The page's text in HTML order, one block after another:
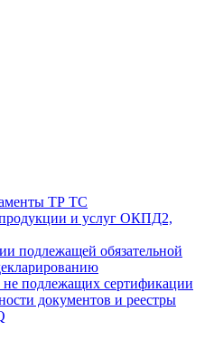
ТР ТС
и услуг ОКПД2,
подлежащей обязательной
не подлежащих сертификации
документов и реестры